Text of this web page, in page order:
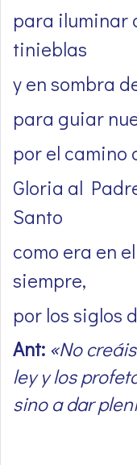
para iluminar
tinieblas
y en sombra
para guiar
por el camino
Gloria al
Santo
como era en
siempre,
por los siglos
Ant: «No
ley y los
sino a dar